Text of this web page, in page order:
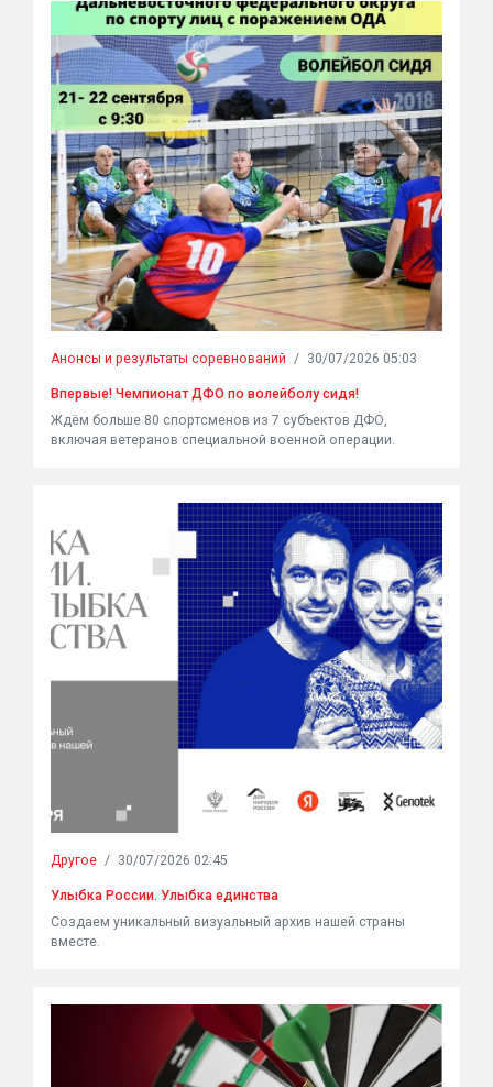
Анонсы и результаты соревнований / 30/07/2026 05:03
Впервые! Чемпионат ДФО по волейболу сидя!
Ждём больше 80 спортсменов из 7 субъектов ДФО,
включая ветеранов специальной военной операции.
Другое / 30/07/2026 02:45
Улыбка России. Улыбка единства
Создаем уникальный визуальный архив нашей страны
вместе.